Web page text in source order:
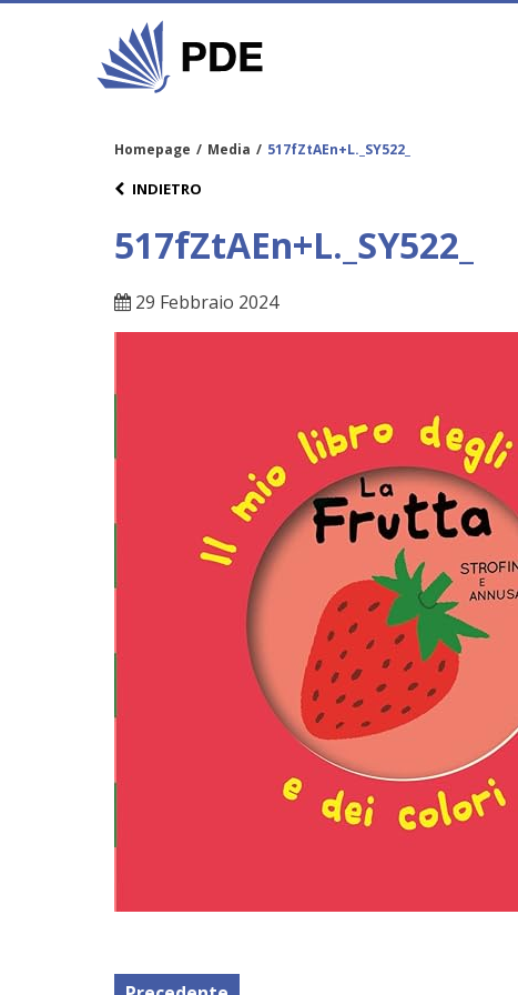
Homepage / Media / 517fZtAEn+L._SY522_
INDIETRO
517fZtAEn+L._SY522_
29 Febbraio 2024